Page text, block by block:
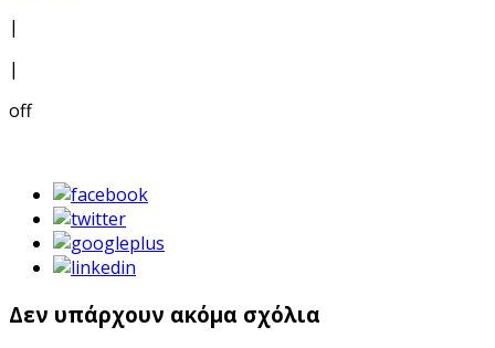
|
|
off
Δεν υπάρχουν ακόμα σχόλια